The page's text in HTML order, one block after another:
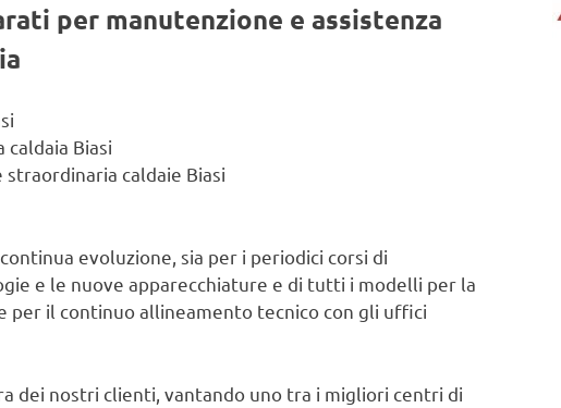
per manutenzione e assistenza
Biasi
caldaie Biasi
evoluzione, sia per i periodici corsi di
e le nuove apparecchiature e di tutti i modelli per la
per il continuo allineamento tecnico con gli uffici
dei nostri clienti, vantando uno tra i migliori centri di